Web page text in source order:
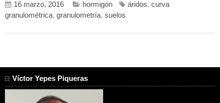
16 marzo, 2016 hormigón áridos, curva
granulométrica, granulometría, suelos
Víctor Yepes Piqueras